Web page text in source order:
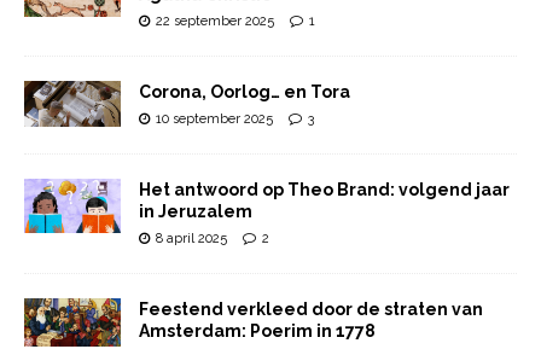
22 september 2025 1
Corona, Oorlog… en Tora
10 september 2025 3
Het antwoord op Theo Brand: volgend jaar
in Jeruzalem
8 april 2025 2
Feestend verkleed door de straten van
Amsterdam: Poerim in 1778